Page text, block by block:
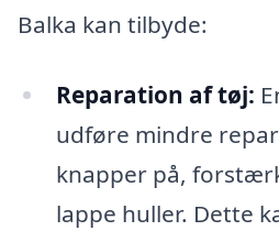
Balka kan tilbyde:
Reparation af tøj:
udføre mindre
knapper på,
lappe huller. Dette